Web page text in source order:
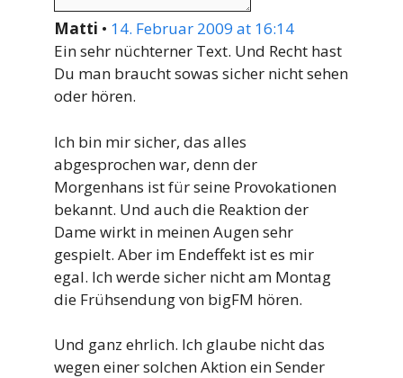
Matti • 14. Februar 2009 at 16:14
Ein sehr nüchterner Text. Und Recht hast
Du man braucht sowas sicher nicht sehen
oder hören.
Ich bin mir sicher, das alles
abgesprochen war, denn der
Morgenhans ist für seine Provokationen
bekannt. Und auch die Reaktion der
Dame wirkt in meinen Augen sehr
gespielt. Aber im Endeffekt ist es mir
egal. Ich werde sicher nicht am Montag
die Frühsendung von bigFM hören.
Und ganz ehrlich. Ich glaube nicht das
wegen einer solchen Aktion ein Sender